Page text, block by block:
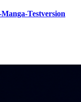
Testversion